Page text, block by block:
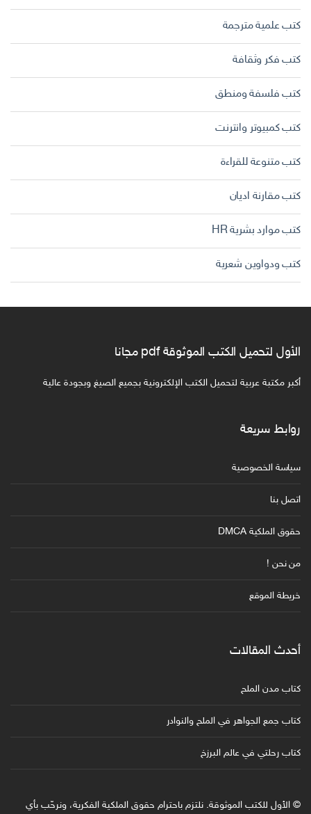
كتب علمية مترجمة
كتب فكر وثقافة
كتب فلسفة ومنطق
كتب كمبيوتر وانترنت
كتب متنوعة للقراءة
كتب مقارنة اديان
كتب موارد بشرية HR
كتب ودواوين شعرية
الأول لتحميل الكتب الموثوقة pdf مجانا
أكبر مكتبة عربية لتحميل الكتب الإلكترونية بجميع الصيغ وبجودة عالية
روابط سريعة
سياسة الخصوصية
اتصل بنا
حقوق الملكية DMCA
من نحن !
خريطة الموقع
أحدث المقالات
كتاب مدن الملح
كتاب جمع الجواهر في الملح والنوادر
كتاب رحلتي في عالم البرزخ
© الأول للكتب الموثوقة. نلتزم باحترام حقوق الملكية الفكرية، ونرحّب بأي